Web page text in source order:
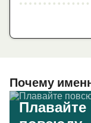
Почему
Плавайте